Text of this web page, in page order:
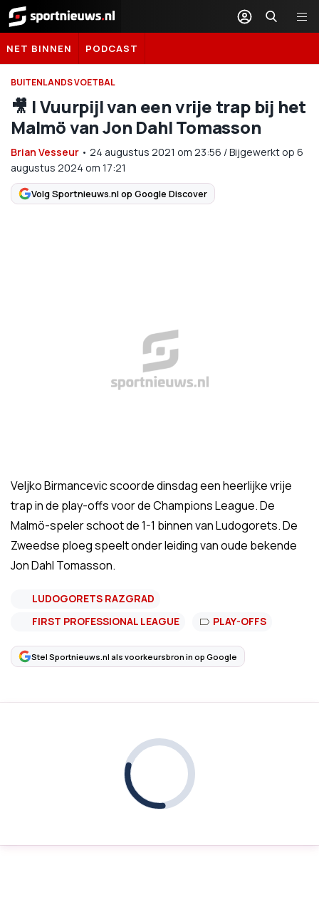
Sportnieuws.nl
NET BINNEN PODCAST
BUITENLANDS VOETBAL
🎥 | Vuurpijl van een vrije trap bij het
Malmö van Jon Dahl Tomasson
Brian Vesseur • 24 augustus 2021 om 23:56 /Bijgewerkt op 6
augustus 2024 om 17:21
Volg Sportnieuws.nl op Google Discover
Veljko Birmancevic scoorde dinsdag een heerlijke vrije
trap in de play-offs voor de Champions League. De
Malmö-speler schoot de 1-1 binnen van Ludogorets. De
Zweedse ploeg speelt onder leiding van oude bekende
Jon Dahl Tomasson.
LUDOGORETS RAZGRAD
FIRST PROFESSIONAL LEAGUE
PLAY-OFFS
Stel Sportnieuws.nl als voorkeursbron in op Google